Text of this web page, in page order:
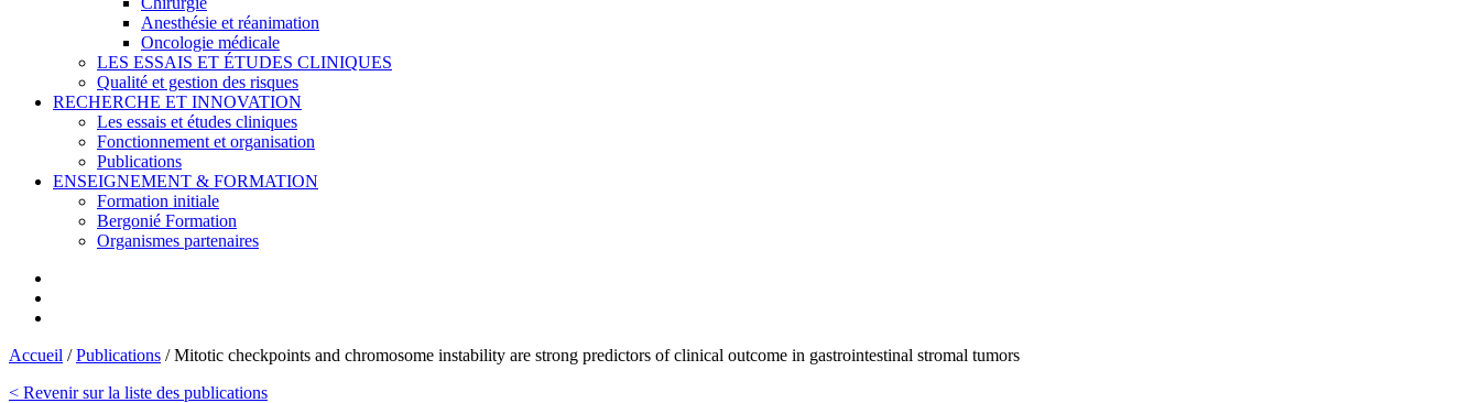
Anesthésie et réanimation
Oncologie médicale
LES ESSAIS ET ÉTUDES CLINIQUES
Qualité et gestion des risques
RECHERCHE ET INNOVATION
Les essais et études cliniques
Fonctionnement et organisation
Publications
ENSEIGNEMENT & FORMATION
Formation initiale
Bergonié Formation
Organismes partenaires
Accueil /Publications /Mitotic checkpoints and chromosome instability are strong predictors of clinical outcome in gastrointestinal stromal tumors
< Revenir sur la liste des publications